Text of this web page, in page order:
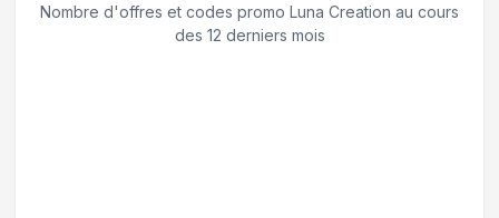
Nombre d'offres et codes promo Luna Creation au cours
des 12 derniers mois